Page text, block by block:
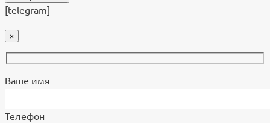
[telegram]
×
Ваше имя
Телефон